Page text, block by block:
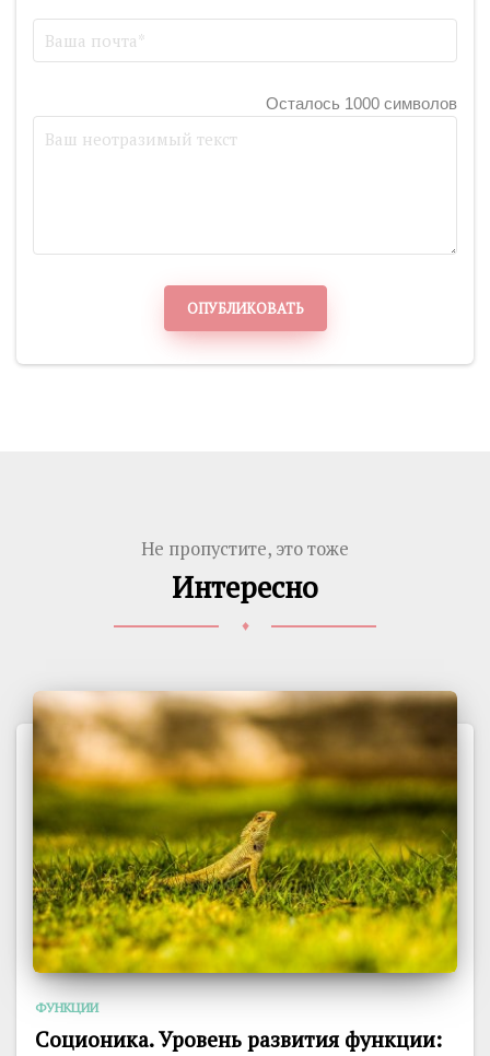
Осталось 1000 символов
ОПУБЛИКОВАТЬ
Не пропустите, это тоже
Интересно
♦
ФУНКЦИИ
Соционика. Уровень развития функции: